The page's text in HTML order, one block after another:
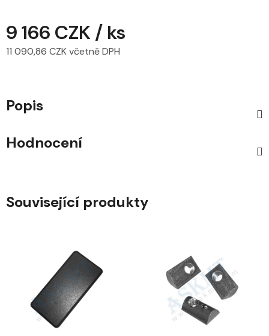
9 166 CZK / ks
11 090,86 CZK včetně DPH
Popis
Hodnocení
Související produkty